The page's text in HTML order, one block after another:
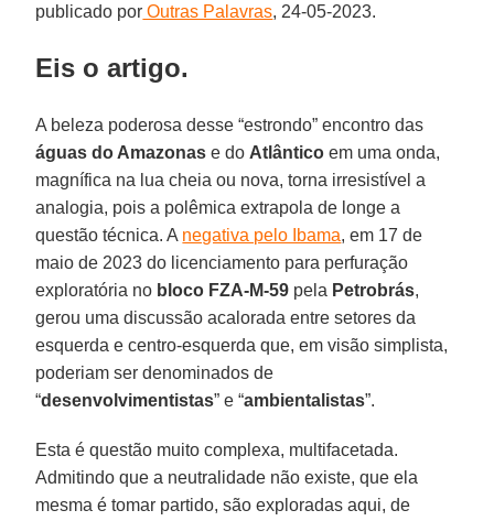
publicado por Outras Palavras, 24-05-2023.
Eis o artigo.
A beleza poderosa desse “estrondo” encontro das
águas do Amazonas e do Atlântico em uma onda,
magnífica na lua cheia ou nova, torna irresistível a
analogia, pois a polêmica extrapola de longe a
questão técnica. A negativa pelo Ibama, em 17 de
maio de 2023 do licenciamento para perfuração
exploratória no bloco FZA-M-59 pela Petrobrás,
gerou uma discussão acalorada entre setores da
esquerda e centro-esquerda que, em visão simplista,
poderiam ser denominados de
“desenvolvimentistas” e “ambientalistas”.
Esta é questão muito complexa, multifacetada.
Admitindo que a neutralidade não existe, que ela
mesma é tomar partido, são exploradas aqui, de